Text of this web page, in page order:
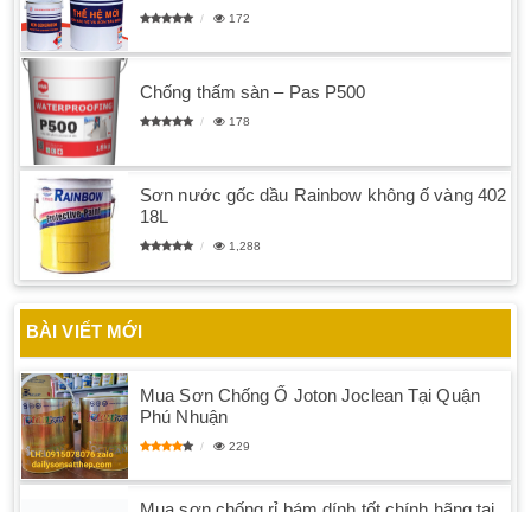
172
Chống thấm sàn – Pas P500
178
Sơn nước gốc dầu Rainbow không ố vàng 402
18L
1,288
BÀI VIẾT MỚI
Mua Sơn Chống Ố Joton Joclean Tại Quận
Phú Nhuận
229